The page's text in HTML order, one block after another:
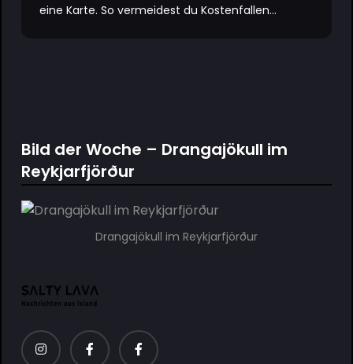
eine Karte. So vermeidest du Kostenfallen...
Bild der Woche – Drangajökull im
Reykjarfjörður
Drangajökull im Reykjarfjörður